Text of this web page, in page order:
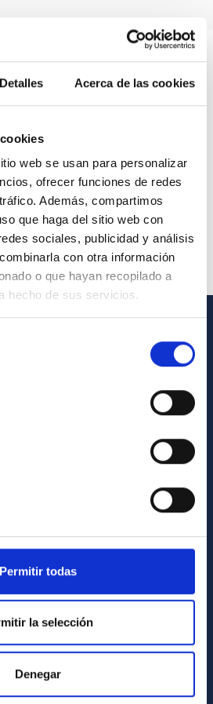
Detalles Acerca de las cookies
web se usan para personalizar
ofrecer funciones de redes
Además, compartimos
que haga del sitio web con
sociales, publicidad y análisis
con otra información
o que hayan recopilado a
hecho de sus servicios.
Permitir todas
la selección
Denegar
fraud policy